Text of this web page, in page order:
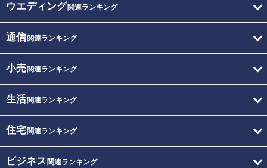
ウエディング関連ランキング
通信関連ランキング
小売関連ランキング
生活関連ランキング
住宅関連ランキング
ビジネス 関連ランキング